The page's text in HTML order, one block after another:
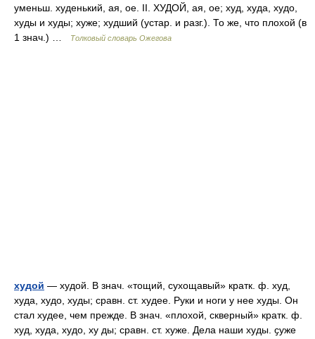
уменьш. худенький, ая, ое. II. ХУДОЙ, ая, ое; худ, худа, худо,
худы и худы; хуже; худший (устар. и разг.). То же, что плохой (в
1 знач.) …
Толковый словарь Ожегова
худой — худой. В знач. «тощий, сухощавый» кратк. ф. худ,
худа, худо, худы; сравн. ст. худее. Руки и ноги у нее худы. Он
стал худее, чем прежде. В знач. «плохой, скверный» кратк. ф.
худ, худа, худо, ху ды; сравн. ст. хуже. Дела наши худы. ҫуже